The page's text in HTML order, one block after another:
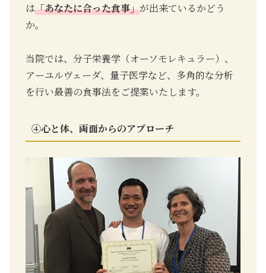
は「あなたに合った食事」が出来ているかどう
か。
当院では、分子栄養学（オーソモレキュラー）、
アーユルヴェーダ、量子医学など、多角的な分析
を行い最善の食事法をご提案いたします。
④心と体、両面からのアプローチ